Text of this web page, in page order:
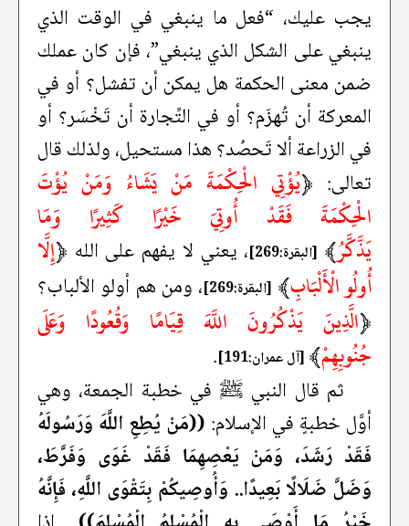
يجب عليك، “فعل ما ينبغي في الوقت الذي
ينبغي على الشكل الذي ينبغي”، فإن كان عملك
ضمن معنى الحكمة هل يمكن أن تفشل؟ أو في
المعركة أن تُهزَم؟ أو في التِّجارة أن تَخْسَر؟ أو
في الزراعة ألا تَحصُد؟ هذا مستحيل، ولذلك قال
تعالى: ﴿يُؤْتِي الْحِكْمَةَ مَنْ يَشَاءُ وَمَنْ يُؤْتَ
الْحِكْمَةَ فَقَدْ أُوتِيَ خَيْرًا كَثِيرًا وَمَا
يَذَّكَّرُ﴾ [البقرة:269] ، يعني لا يفهم على الله ﴿إِلَّا
أُولُو الْأَلْبَابِ﴾ [البقرة:269] ، ومن هم أولو الألباب؟
﴿الَّذِينَ يَذْكُرُونَ اللَّهَ قِيَامًا وَقُعُودًا وَعَلَى
جُنُوبِهِمْ﴾ [آل عمران:191]
.
ثم قال النبي ﷺ في خطبة الجمعة، وهي
أوَّل خطبةٍ في الإسلام: ((مَنْ يُطِعِ اللَّهَ وَرَسُولَهُ
فَقَدْ رَشَدَ، وَمَنْ يَعْصِهِمَا فَقَدْ غَوَى وَفَرَّطَ،
وَضَلَّ ضَلَالًا بَعِيدًا.. وَأُوصِيكُمْ بِتَقْوَى اللَّهِ، فَإِنَّهُ